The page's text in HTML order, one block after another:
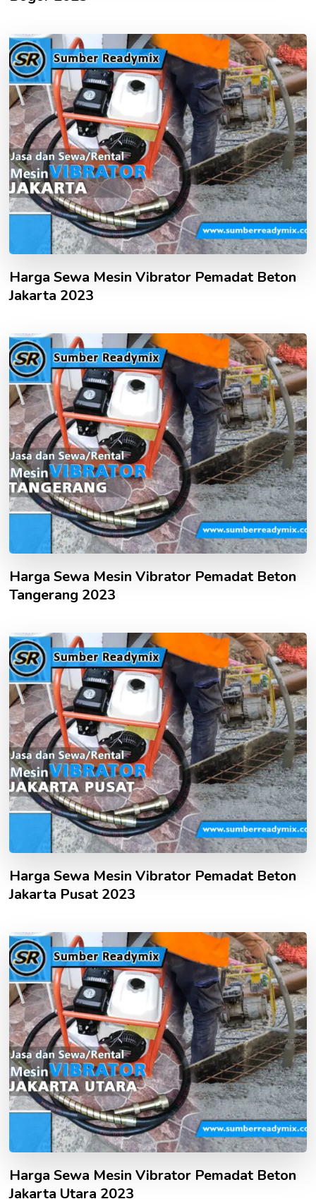
Harga Sewa Mesin Vibrator Pemadat Beton
Jakarta 2023
Harga Sewa Mesin Vibrator Pemadat Beton
Tangerang 2023
Harga Sewa Mesin Vibrator Pemadat Beton
Jakarta Pusat 2023
Harga Sewa Mesin Vibrator Pemadat Beton
Jakarta Utara 2023